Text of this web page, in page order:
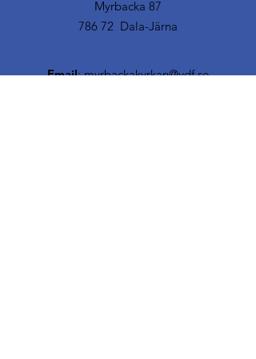
Myrbacka 87
786 72 Dala-Järna
Email:myrbackakyrkan@vdf.se